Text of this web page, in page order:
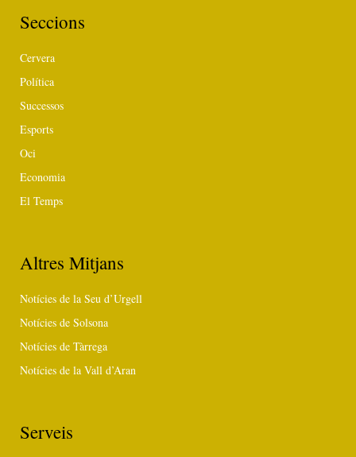
Seccions
Cervera
Política
Successos
Esports
Oci
Economia
El Temps
Altres Mitjans
Notícies de la Seu d’Urgell
Notícies de Solsona
Notícies de Tàrrega
Notícies de la Vall d’Aran
Serveis